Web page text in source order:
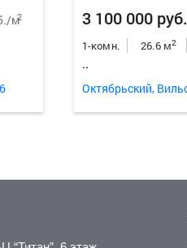
м2 3 100 000 руб.
1-комн. 26.6 м2
..
Октябрьский,